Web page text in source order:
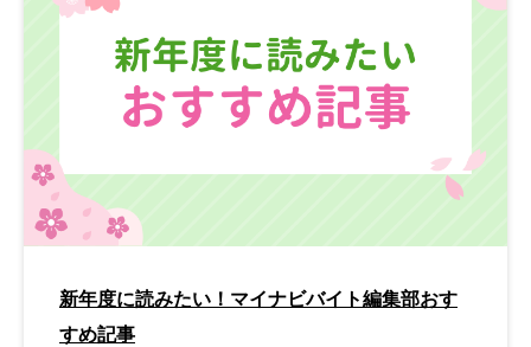
新年度に読みたい！マイナビバイト編集部おす
すめ記事